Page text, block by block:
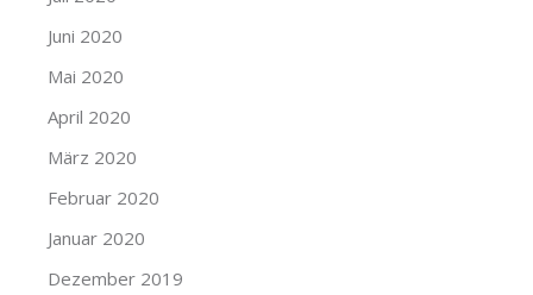
Juni 2020
Mai 2020
April 2020
März 2020
Februar 2020
Januar 2020
Dezember 2019